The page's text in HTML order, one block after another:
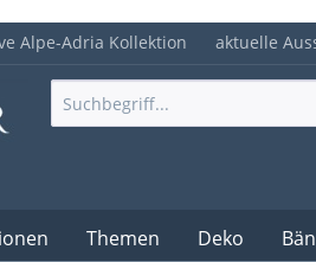
Alpe-Adria Kollektion aktuelle
Themen Deko